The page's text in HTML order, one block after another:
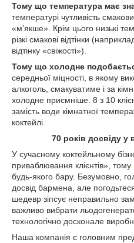
Тому що температура має
температурі чутливість
«м'якше». Крім цього низькі
різкі смакові відтінки
відтінку «свіжості»).
Тому що холодне
середньої міцності, в якому
алкоголь, смакуватиме і за
холодне приємніше. 8 з 10
замість води кімнатної
коктейлі.
70 років досвіду у
У сучасному коктейльному
приваблювання клієнтів», тому
будь-якого бару. Безумовно,
досвід бармена, але
шедевр зіпсує неправильно
важливо вибрати
технологічно досконале
Наша компанія є головним